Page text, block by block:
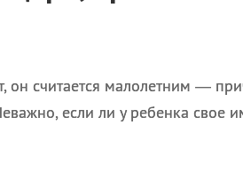
он считается малолетним —
если ли у ребенка свое